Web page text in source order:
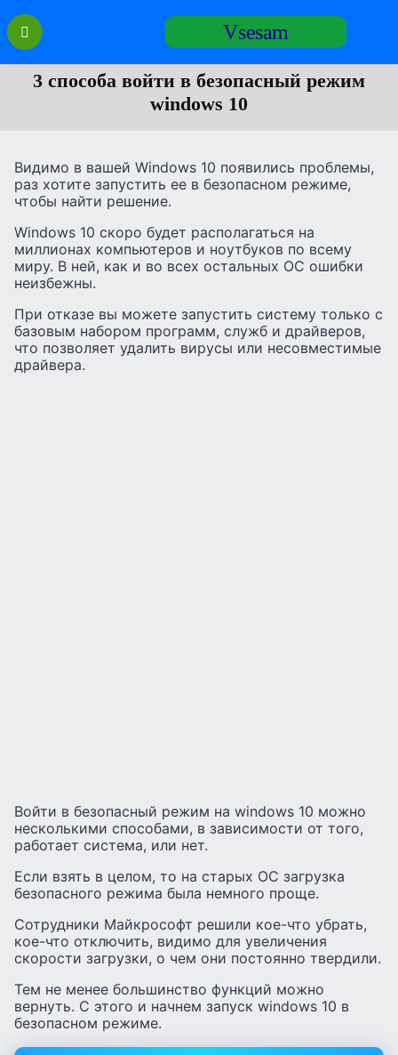
Перейти
содержанию
Vsesam
3 способа войти в безопасный режим
windows 10
Видимо в вашей Windows 10 появились проблемы,
раз хотите запустить ее в безопасном режиме,
чтобы найти решение.
Windows 10 скоро будет располагаться на
миллионах компьютеров и ноутбуков по всему
миру. В ней, как и во всех остальных ОС ошибки
неизбежны.
При отказе вы можете запустить систему только с
базовым набором программ, служб и драйверов,
что позволяет удалить вирусы или несовместимые
драйвера.
Войти в безопасный режим на windows 10 можно
несколькими способами, в зависимости от того,
работает система, или нет.
Если взять в целом, то на старых ОС загрузка
безопасного режима была немного проще.
Сотрудники Майкрософт решили кое-что убрать,
кое-что отключить, видимо для увеличения
скорости загрузки, о чем они постоянно твердили.
Тем не менее большинство функций можно
вернуть. С этого и начнем запуск windows 10 в
безопасном режиме.